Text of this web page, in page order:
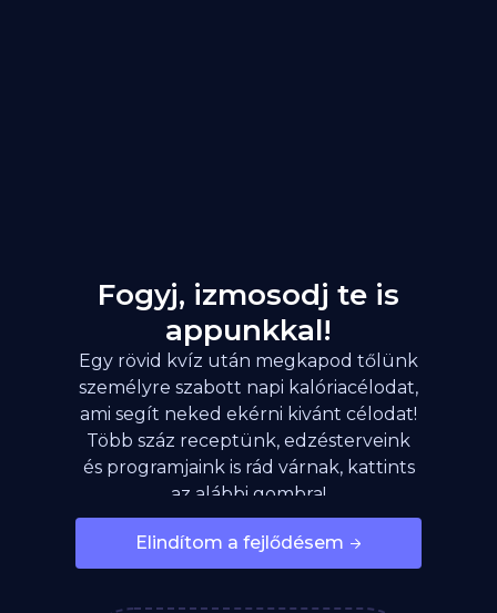
Fogyj, izmosodj te is
appunkkal!
Egy rövid kvíz után megkapod tőlünk
személyre szabott napi kalóriacélodat,
ami segít neked ekérni kivánt célodat!
Több száz receptünk, edzésterveink
és programjaink is rád várnak, kattints
az alábbi gombra!
Elindítom a fejlődésem